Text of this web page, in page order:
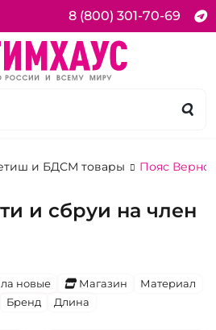
8 (800) 301-70-69
и БДСМ товары Пояс
и сбруи на член
новые Магазин
Материал
Бренд Длина